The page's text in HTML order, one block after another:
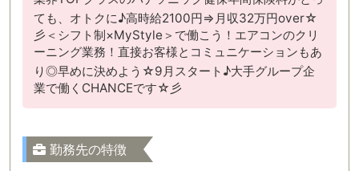
ても、オトクに♪高時給2100円⇒月収32万円over☆
彡＜シフト制×MyStyle＞で働こう！エアコンのクリ
ーニング業務！直接お客様とコミュニケーションもあ
り◎早めに決めよう☆9月スタート♪大手グループ企
業で働くCHANCEです☆彡
勤務先の特徴